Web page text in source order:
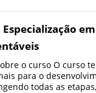
Especialização
o curso O curso
para o
todas as